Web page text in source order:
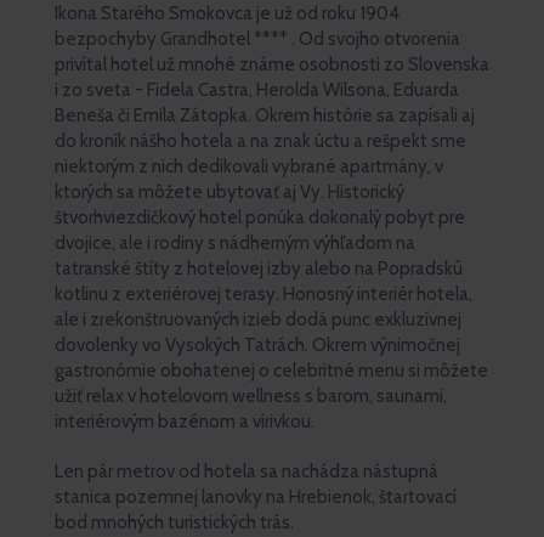
Ikona Starého Smokovca je už od roku 1904
bezpochyby Grandhotel **** . Od svojho otvorenia
privítal hotel už mnohé známe osobnosti zo Slovenska
i zo sveta - Fidela Castra, Herolda Wilsona, Eduarda
Beneša či Emila Zátopka. Okrem histórie sa zapísali aj
do kroník nášho hotela a na znak úctu a rešpekt sme
niektorým z nich dedikovali vybrané apartmány, v
ktorých sa môžete ubytovať aj Vy. Historický
štvorhviezdičkový hotel ponúka dokonalý pobyt pre
dvojice, ale i rodiny s nádherným výhľadom na
tatranské štíty z hotelovej izby alebo na Popradskú
kotlinu z exteriérovej terasy. Honosný interiér hotela,
ale i zrekonštruovaných izieb dodá punc exkluzívnej
dovolenky vo Vysokých Tatrách. Okrem výnimočnej
gastronómie obohatenej o celebritné menu si môžete
užiť relax v hotelovom wellness s barom, saunami,
interiérovým bazénom a vírivkou.
Len pár metrov od hotela sa nachádza nástupná
stanica pozemnej lanovky na Hrebienok, štartovací
bod mnohých turistických trás.